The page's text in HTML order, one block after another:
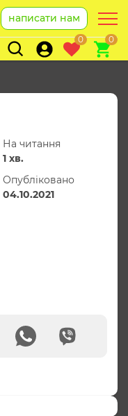
написати нам
0 0
На читання
1 хв.
Опубліковано
04.10.2021